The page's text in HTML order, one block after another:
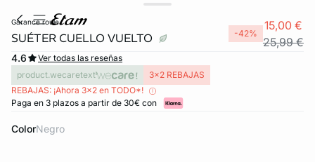
garance roule
SUÉTER CUELLO VUELTO -42%
15,00 €
25,99 €
4.6
Ver todas las reseñas
product.wecaretext
3x2 REBAJAS
REBAJAS: ¡Ahora 3x2 en TODO*!
Paga en 3 plazos a partir de 30€ con
Color negro